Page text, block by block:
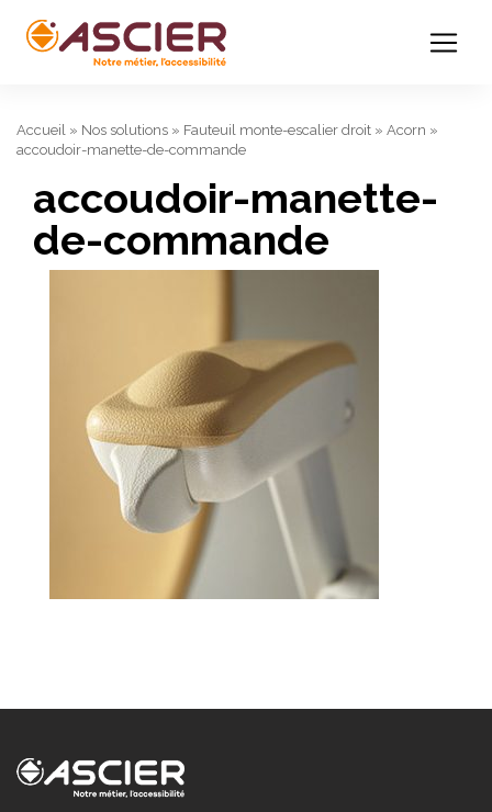
Accueil » Nos solutions » Fauteuil monte-escalier droit » Acorn »
accoudoir-manette-de-commande
accoudoir-manette-
de-commande